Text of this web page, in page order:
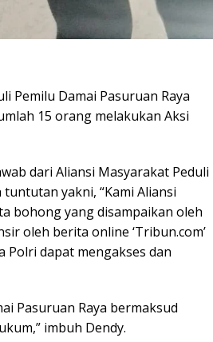
Pemilu Damai Pasuruan Raya
15 orang melakukan Aksi
dari Aliansi Masyarakat Peduli
yakni, “Kami Aliansi
bohong yang disampaikan oleh
oleh berita online ‘Tribun.com’
Polri dapat mengakses dan
Pasuruan Raya bermaksud
imbuh Dendy.